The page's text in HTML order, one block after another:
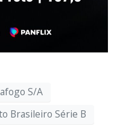
S/A
Brasileiro Série B